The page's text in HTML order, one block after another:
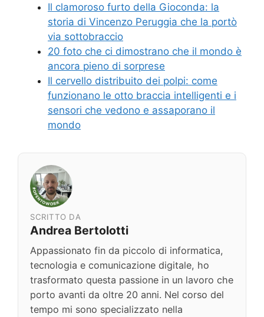
Il clamoroso furto della Gioconda: la
storia di Vincenzo Peruggia che la portò
via sottobraccio
20 foto che ci dimostrano che il mondo è
ancora pieno di sorprese
Il cervello distribuito dei polpi: come
funzionano le otto braccia intelligenti e i
sensori che vedono e assaporano il
mondo
SCRITTO DA
Andrea Bertolotti
Appassionato fin da piccolo di informatica,
tecnologia e comunicazione digitale, ho
trasformato questa passione in un lavoro che
porto avanti da oltre 20 anni. Nel corso del
tempo mi sono specializzato nella